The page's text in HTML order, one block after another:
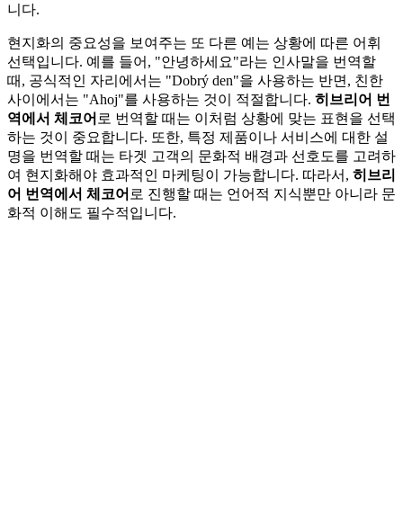
니다.
현지화의 중요성을 보여주는 또 다른 예는 상황에 따른 어휘
선택입니다. 예를 들어, "안녕하세요"라는 인사말을 번역할
때, 공식적인 자리에서는 "Dobrý den"을 사용하는 반면, 친한
사이에서는 "Ahoj"를 사용하는 것이 적절합니다. 히브리어 번
역에서 체코어 로 번역할 때는 이처럼 상황에 맞는 표현을 선택
하는 것이 중요합니다. 또한, 특정 제품이나 서비스에 대한 설
명을 번역할 때는 타겟 고객의 문화적 배경과 선호도를 고려하
여 현지화해야 효과적인 마케팅이 가능합니다. 따라서, 히브리
어 번역에서 체코어 로 진행할 때는 언어적 지식뿐만 아니라 문
화적 이해도 필수적입니다.